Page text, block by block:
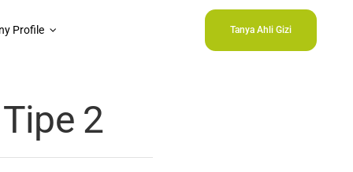
Profile Tanya Ahli Gizi
2